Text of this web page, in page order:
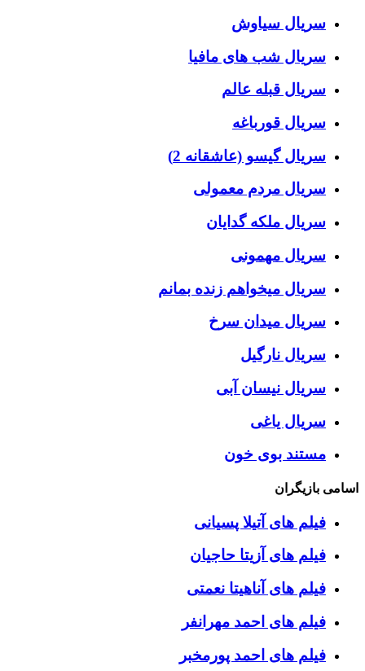
سریال سیاوش
سریال شب های مافیا
سریال قبله عالم
سریال قورباغه
سریال گیسو (عاشقانه 2)
سریال مردم معمولی
سریال ملکه گدایان
سریال مهمونی
سریال میخواهم زنده بمانم
سریال میدان سرخ
سریال نارگیل
سریال نیسان آبی
سریال یاغی
مستند بوی خون
اسامی بازیگران
فیلم های آتیلا پسیانی
فیلم های آزیتا حاجیان
فیلم های آناهیتا نعمتی
فیلم های احمد مهرانفر
فیلم های احمد پورمخبر